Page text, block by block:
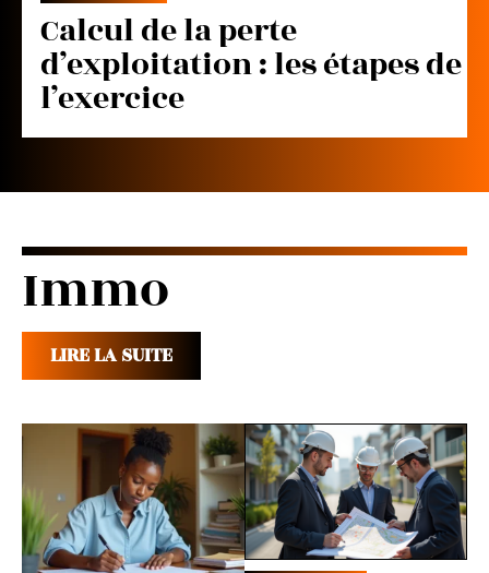
Calcul de la perte
d’exploitation : les étapes de
l’exercice
Immo
LIRE LA SUITE